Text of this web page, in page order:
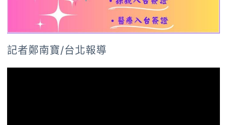
記者鄭南寶/台北報導